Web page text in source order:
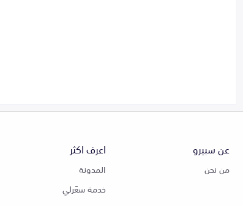
عن سبيرو
من نحن
اعرف اكثر
المدونة
خدمة سعّرلي